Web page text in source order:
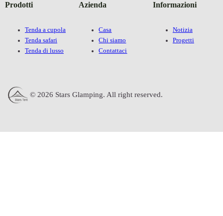
Prodotti
Tenda a cupola
Tenda safari
Tenda di lusso
Azienda
Casa
Chi siamo
Contattaci
Informazioni
Notizia
Progetti
© 2026 Stars Glamping. All right reserved.